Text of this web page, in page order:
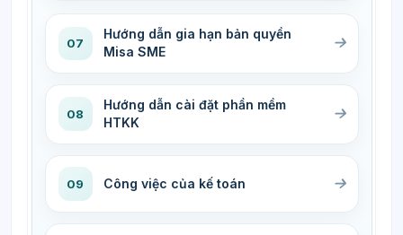
07
Hướng dẫn gia hạn bản quyền
Misa SME
08
Hướng dẫn cài đặt phần mềm
HTKK
09 Công việc của kế toán